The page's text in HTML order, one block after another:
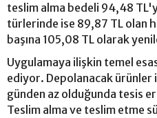
teslim alma bedeli 94,48
türlerinde ise 89,87 TL olan
başına 105,08 TL olarak
Uygulamaya ilişkin temel
ediyor. Depolanacak ürünler
günden az olduğunda tesis
Teslim alma ve teslim etme